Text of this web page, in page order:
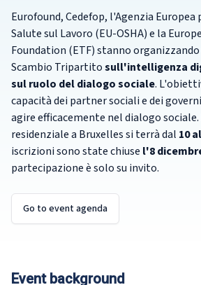
Eurofound, Cedefop, l'Agenzia Europea
Salute sul Lavoro (EU-OSHA) e la
Foundation (ETF)stanno
Scambio Tripartitosull'intelligenza
sul ruolo del dialogo sociale.
capacità dei partner sociali e dei
agire efficacemente nel dialogo
residenziale a Bruxelles si terrà dal 10
iscrizioni sono state chiuse l'8
partecipazione è solo su invito.
Go to event agenda
Event background